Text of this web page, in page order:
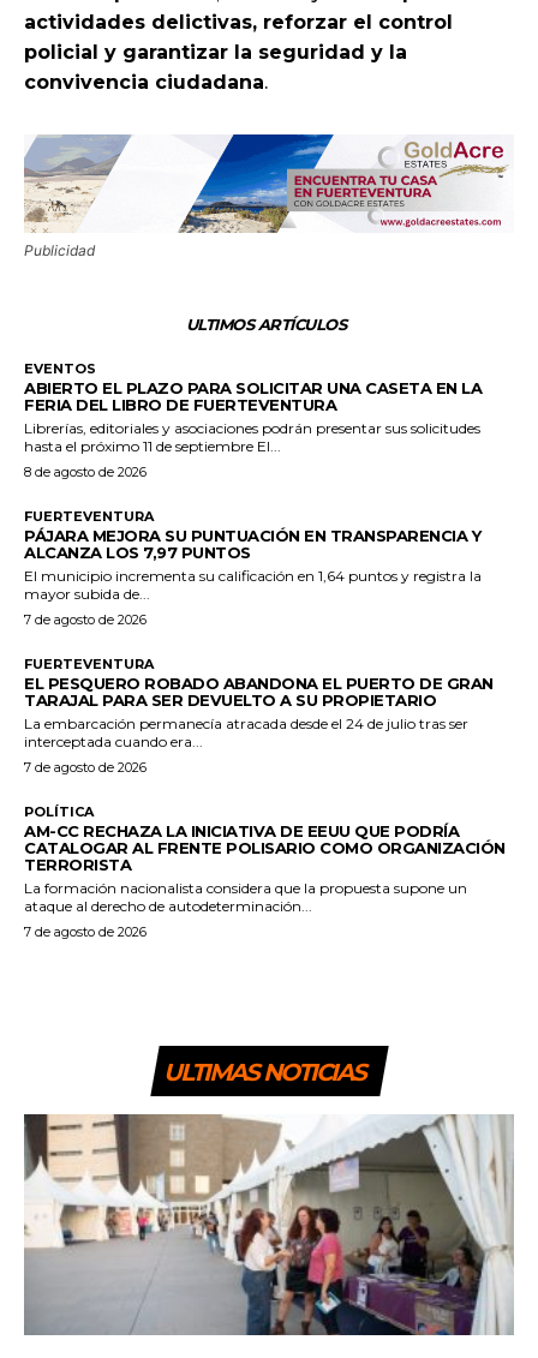
actividades delictivas, reforzar el control
policial y garantizar la seguridad y la
convivencia ciudadana.
Publicidad
ULTIMOS ARTÍCULOS
EVENTOS
ABIERTO EL PLAZO PARA SOLICITAR UNA CASETA EN LA
FERIA DEL LIBRO DE FUERTEVENTURA
Librerías, editoriales y asociaciones podrán presentar sus solicitudes
hasta el próximo 11 de septiembre El...
8 de agosto de 2026
FUERTEVENTURA
PÁJARA MEJORA SU PUNTUACIÓN EN TRANSPARENCIA Y
ALCANZA LOS 7,97 PUNTOS
El municipio incrementa su calificación en 1,64 puntos y registra la
mayor subida de...
7 de agosto de 2026
FUERTEVENTURA
EL PESQUERO ROBADO ABANDONA EL PUERTO DE GRAN
TARAJAL PARA SER DEVUELTO A SU PROPIETARIO
La embarcación permanecía atracada desde el 24 de julio tras ser
interceptada cuando era...
7 de agosto de 2026
POLÍTICA
AM-CC RECHAZA LA INICIATIVA DE EEUU QUE PODRÍA
CATALOGAR AL FRENTE POLISARIO COMO ORGANIZACIÓN
TERRORISTA
La formación nacionalista considera que la propuesta supone un
ataque al derecho de autodeterminación...
7 de agosto de 2026
ULTIMAS NOTICIAS